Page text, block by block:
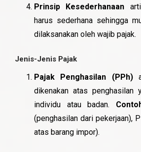
Prinsip Kesederhanaan
harus sederhana sehingga
dilaksanakan oleh wajib pajak.
Jenis-Jenis Pajak
Pajak Penghasilan (PPh)
dikenakan atas penghasilan
individu atau badan.
(penghasilan dari pekerjaan),
atas barang impor).